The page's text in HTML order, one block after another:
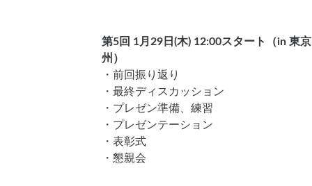
第5回 1月29日(木) 12:00スタート（in 東
州）
・前回振り返り
・最終ディスカッション
・プレゼン準備、練習
・プレゼンテーション
・表彰式
・懇親会